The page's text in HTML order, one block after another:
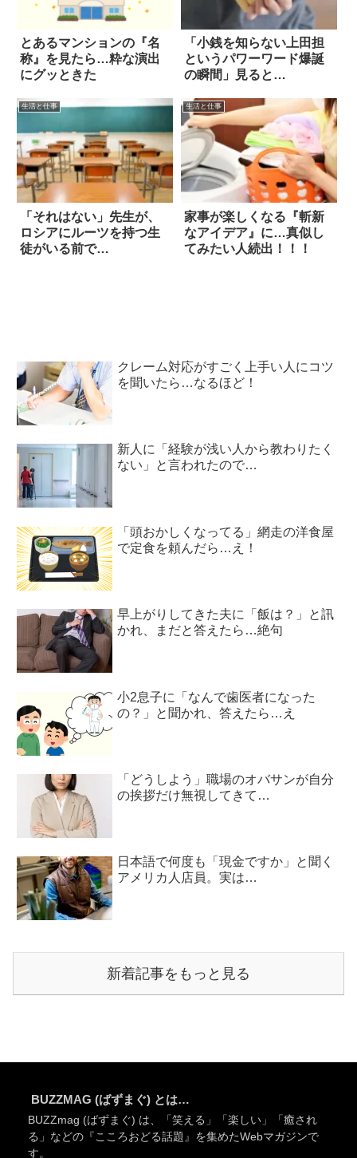
とあるマンションの『名
称』を見たら…粋な演出
にグッときた
「小銭を知らない上田担
というパワーワード爆誕
の瞬間」見ると…
生活と仕事
「それはない」先生が、
ロシアにルーツを持つ生
徒がいる前で…
生活と仕事
家事が楽しくなる『斬新
なアイデア』に…真似し
てみたい人続出！！！
クレーム対応がすごく上手い人にコツ
を聞いたら…なるほど！
新人に「経験が浅い人から教わりたく
ない」と言われたので…
「頭おかしくなってる」網走の洋食屋
で定食を頼んだら…え！
早上がりしてきた夫に「飯は？」と訊
かれ、まだと答えたら…絶句
小2息子に「なんで歯医者になった
の？」と聞かれ、答えたら…え
「どうしよう」職場のオバサンが自分
の挨拶だけ無視してきて…
日本語で何度も「現金ですか」と聞く
アメリカ人店員。実は…
新着記事をもっと見る
BUZZMAG (ばずまぐ) とは…
BUZZmag (ばずまぐ) は、「笑える」「楽しい」「癒され
る」などの『こころおどる話題』を集めたWebマガジンで
す。